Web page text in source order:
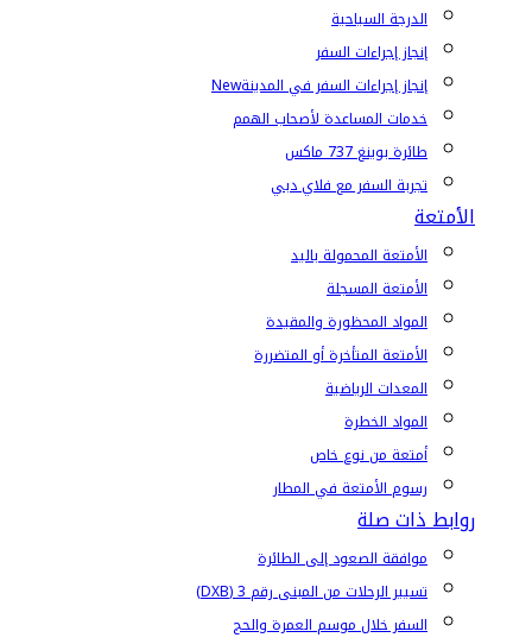
الدرجة السياحية
إنجاز إجراءات السفر
إنجاز إجراءات السفر في المدينةNew
خدمات المساعدة لأصحاب الهمم
طائرة بوينغ 737 ماكس
تجربة السفر مع فلاي دبي
الأمتعة
الأمتعة المحمولة باليد
الأمتعة المسجلة
المواد المحظورة والمقيدة
الأمتعة المتأخرة أو المتضررة
المعدات الرياضية
المواد الخطرة
أمتعة من نوع خاص
رسوم الأمتعة في المطار
روابط ذات صلة
موافقة الصعود إلى الطائرة
تسيير الرحلات من المبنى رقم 3 (DXB)
السفر خلال موسم العمرة والحج